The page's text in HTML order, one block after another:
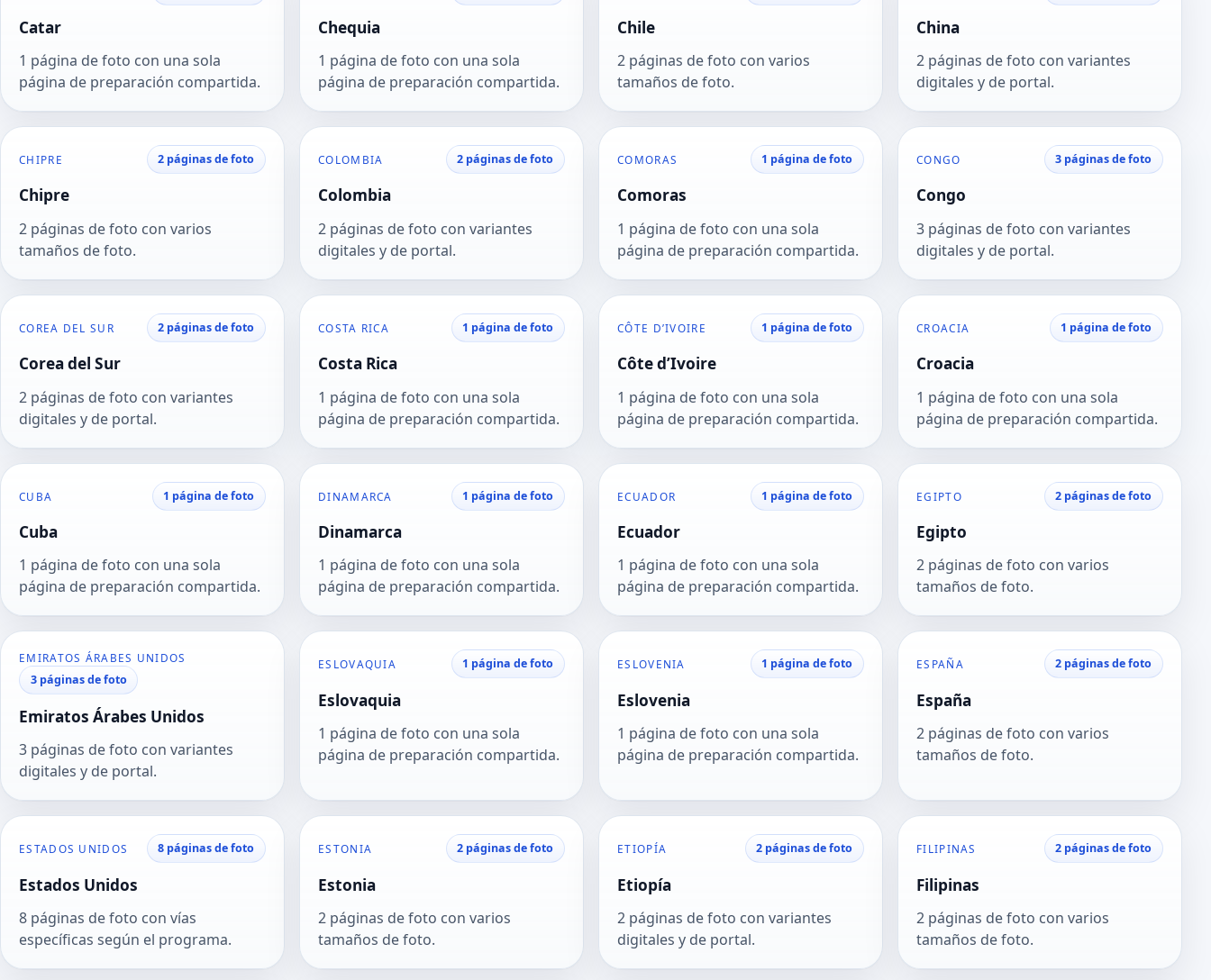
Catar
1 página de foto con una sola
página de preparación compartida.
Chequia
1 página de foto con una sola
página de preparación compartida.
Chile
2 páginas de foto con varios
tamaños de foto.
China
2 páginas de foto con variantes
digitales y de portal.
CHIPRE 2 páginas de foto
Chipre
2 páginas de foto con varios
tamaños de foto.
COLOMBIA 2 páginas de foto
Colombia
2 páginas de foto con variantes
digitales y de portal.
COMORAS 1 página de foto
Comoras
1 página de foto con una sola
página de preparación compartida.
CONGO 3 páginas de foto
Congo
3 páginas de foto con variantes
digitales y de portal.
COREA DEL SUR 2 páginas de foto
Corea del Sur
2 páginas de foto con variantes
digitales y de portal.
COSTA RICA 1 página de foto
Costa Rica
1 página de foto con una sola
página de preparación compartida.
CÔTE D’IVOIRE 1 página de foto
Côte d’Ivoire
1 página de foto con una sola
página de preparación compartida.
CROACIA 1 página de foto
Croacia
1 página de foto con una sola
página de preparación compartida.
CUBA 1 página de foto
Cuba
1 página de foto con una sola
página de preparación compartida.
DINAMARCA 1 página de foto
Dinamarca
1 página de foto con una sola
página de preparación compartida.
ECUADOR 1 página de foto
Ecuador
1 página de foto con una sola
página de preparación compartida.
EGIPTO 2 páginas de foto
Egipto
2 páginas de foto con varios
tamaños de foto.
EMIRATOS ÁRABES UNIDOS
3 páginas de foto
Emiratos Árabes Unidos
3 páginas de foto con variantes
digitales y de portal.
ESLOVAQUIA 1 página de foto
Eslovaquia
1 página de foto con una sola
página de preparación compartida.
ESLOVENIA 1 página de foto
Eslovenia
1 página de foto con una sola
página de preparación compartida.
ESPAÑA 2 páginas de foto
España
2 páginas de foto con varios
tamaños de foto.
ESTADOS UNIDOS 8 páginas de foto
Estados Unidos
8 páginas de foto con vías
específicas según el programa.
ESTONIA 2 páginas de foto
Estonia
2 páginas de foto con varios
tamaños de foto.
ETIOPÍA 2 páginas de foto
Etiopía
2 páginas de foto con variantes
digitales y de portal.
FILIPINAS 2 páginas de foto
Filipinas
2 páginas de foto con varios
tamaños de foto.